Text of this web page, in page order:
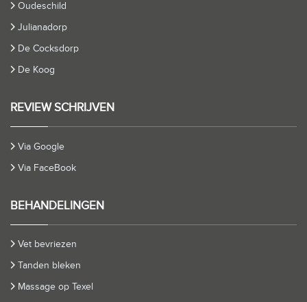
Oudeschild
Julianadorp
De Cocksdorp
De Koog
REVIEW SCHRIJVEN
Via Google
Via FaceBook
BEHANDELINGEN
Vet bevriezen
Tanden bleken
Massage op Texel